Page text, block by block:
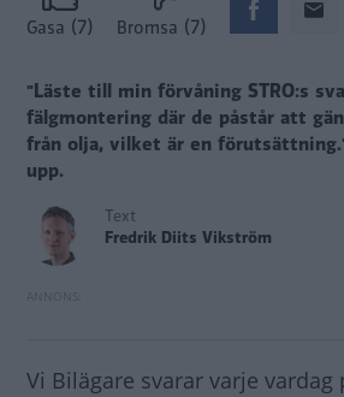
Gasa (7) Bromsa (7)
"Läste till min förvåning STRO:s
fälgmontering där de påstår att
från olja, vilket är en
upp.
Text
Fredrik Diits Vikström
Vi Bilägare svarar varje vardag